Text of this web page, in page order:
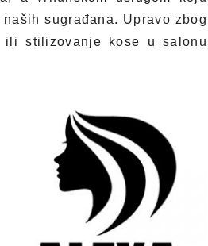
sugrađana. Upravo zbog
stilizovanje kose u salonu